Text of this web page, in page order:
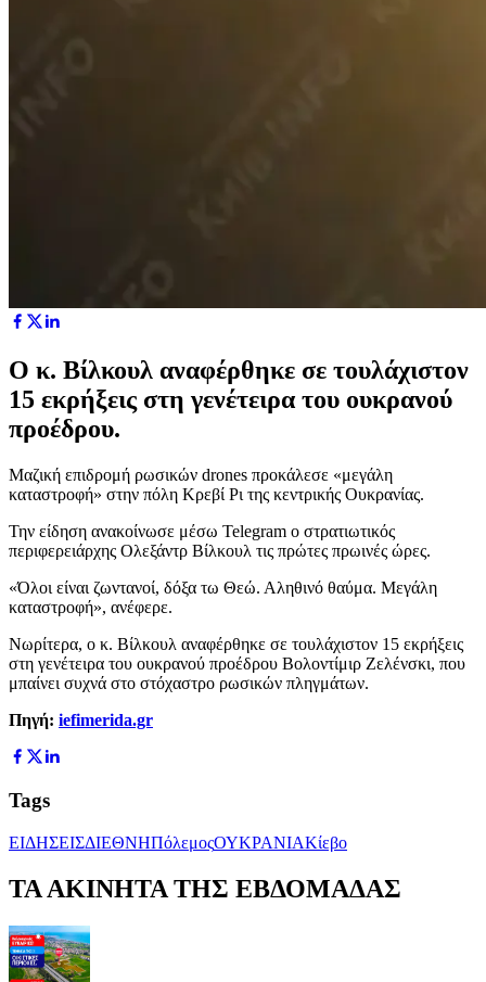
Ο κ. Βίλκουλ αναφέρθηκε σε τουλάχιστον
15 εκρήξεις στη γενέτειρα του ουκρανού
προέδρου.
Μαζική επιδρομή ρωσικών drones προκάλεσε «μεγάλη
καταστροφή» στην πόλη Κρεβί Ρι της κεντρικής Ουκρανίας.
Την είδηση ανακοίνωσε μέσω Telegram ο στρατιωτικός
περιφερειάρχης Ολεξάντρ Βίλκουλ τις πρώτες πρωινές ώρες.
«Όλοι είναι ζωντανοί, δόξα τω Θεώ. Αληθινό θαύμα. Μεγάλη
καταστροφή», ανέφερε.
Νωρίτερα, ο κ. Βίλκουλ αναφέρθηκε σε τουλάχιστον 15 εκρήξεις
στη γενέτειρα του ουκρανού προέδρου Βολοντίμιρ Ζελένσκι, που
μπαίνει συχνά στο στόχαστρο ρωσικών πληγμάτων.
Πηγή: iefimerida.gr
Tags
ΕΙΔΗΣΕΙΣΔΙΕΘΝΗΠόλεμοςΟΥΚΡΑΝΙΑΚίεβο
ΤΑ ΑΚΙΝΗΤΑ ΤΗΣ ΕΒΔΟΜΑΔΑΣ